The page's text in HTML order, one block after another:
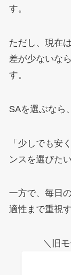
す。
ただし、現在
差が少ないな
す。
SAを選ぶなら
「少しでも安
ンスを選びた
一方で、毎日
適性まで重視
＼旧